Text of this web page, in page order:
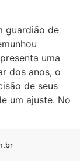
guardião de
uma
dos anos, o
de seus
um ajuste. No